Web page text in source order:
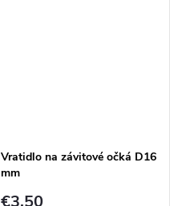
Vratidlo na závitové očká D16
mm